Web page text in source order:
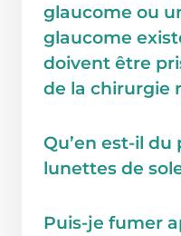
glaucome ou
glaucome
doivent être
de la chirurgie
Qu’en est-il du
lunettes de
Puis-je fumer